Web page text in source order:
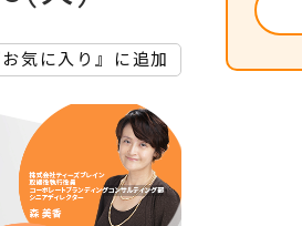
気に入り』に追加